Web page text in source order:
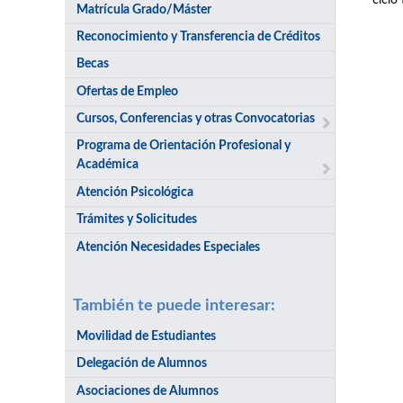
Matrícula Grado/Máster
Reconocimiento y Transferencia de Créditos
Becas
Ofertas de Empleo
Cursos, Conferencias y otras Convocatorias
Programa de Orientación Profesional y
Académica
Atención Psicológica
Trámites y Solicitudes
Atención Necesidades Especiales
También te puede interesar:
Movilidad de Estudiantes
Delegación de Alumnos
Asociaciones de Alumnos